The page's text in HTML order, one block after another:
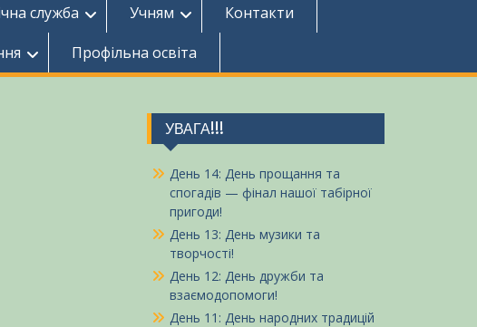
служба Учням
Контакти
Профільна освіта
УВАГА!!!
День 14: День прощання та
спогадів — фінал нашої табірної
пригоди!
День 13: День музики та
творчості!
День 12: День дружби та
взаємодопомоги!
День 11: День народних традицій